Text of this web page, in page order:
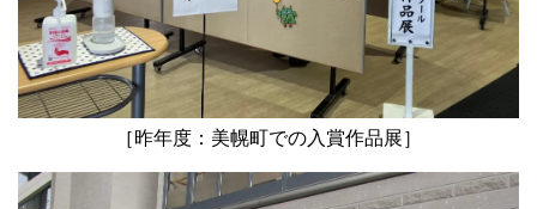
［昨年度：美幌町での入賞作品展］